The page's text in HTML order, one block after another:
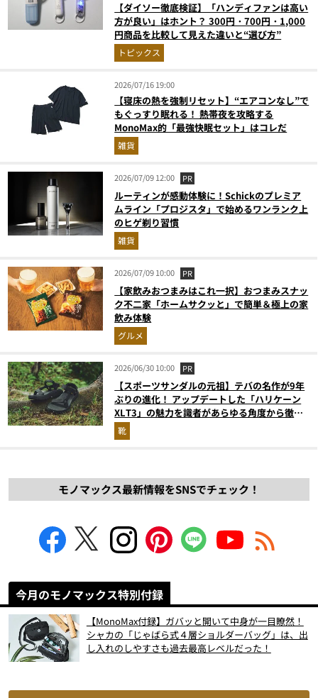
【ダイソー徹底検証】「ハンディファンは高い
方が良い」はホント？ 300円・700円・1,000
円商品を比較して見えた違いと“選び方”
トピックス
2026/07/16 19:00
【寝床の熱を強制リセット】“エアコンなし”で
もぐっすり眠れる！ 熱帯夜を攻略する
MonoMax的「最強快眠セット」はコレだ
雑貨
2026/07/09 12:00 PR
ルーティンが感動体験に！Schickのプレミア
ムライン「プロジスタ」で始めるワンランク上
のヒゲ剃り習慣
雑貨
2026/07/09 10:00 PR
【家飲みおつまみはこれ一択】おつまみスナッ
ク不二家「ホームサクッと」で簡単＆極上の家
飲み体験
グルメ
2026/06/30 10:00 PR
【スポーツサンダルの元祖】テバの名作が9年
ぶりの進化！ アップデートした「ハリケーン
XLT3」の魅力を識者があらゆる角度から徹底
解説！
靴
モノマックス最新情報をSNSでチェック！
今月のモノマックス特別付録
【MonoMax付録】ガバッと開いて中身が一目瞭然！
シャカの「じゃばら式４層ショルダーバッグ」は、出
し入れのしやすさも過去最高レベルだった！